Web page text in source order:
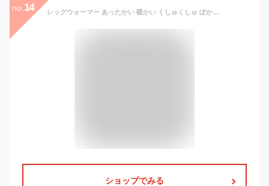
no. 14 レッグウォーマー あったかい 暖かい くしゅくしゅ ぽかぽか もこもこ ロング ミディアム丈 美脚 かわいい おしゃれ 冷え性 防寒 寒さ対策 足元 足首 秋 秋用 冬 冬用 レディース 靴下 ソックス 防寒 冷房対策 オフィス ヨガ バレエ ウォーキング フィットネス
ショップでみる